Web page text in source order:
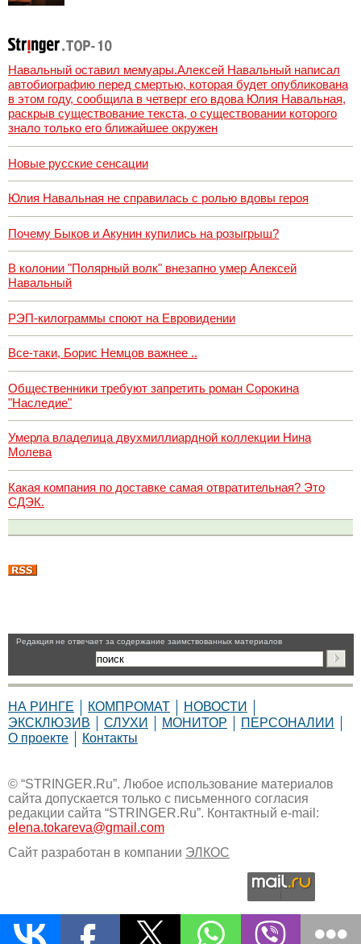
Навальный оставил мемуары.Алексей Навальный написал
автобиографию перед смертью, которая будет опубликована
в этом году, сообщила в четверг его вдова Юлия Навальная,
раскрыв существование текста, о существовании которого
знало только его ближайшее окружен
Новые русские сенсации
Юлия Навальная не справилась с ролью вдовы героя
Почему Быков и Акунин купились на розыгрыш?
В колонии "Полярный волк" внезапно умер Алексей
Навальный
РЭП-килограммы споют на Евровидении
Все-таки, Борис Немцов важнее ..
Общественники требуют запретить роман Сорокина
"Наследие"
Умерла владелица двухмиллиардной коллекции Нина
Молева
Какая компания по доставке самая отвратительная? Это
СДЭК.
Pедакция не отвечает за содержание заимствованных материалов
НА РИНГЕ КОМПРОМАТ
НОВОСТИ
ЭКСКЛЮЗИВ
СЛУХИ МОНИТОР
ПЕРСОНАЛИИ
О проекте
Контакты
© “STRINGER.Ru”. Любое использование материалов
сайта допускается только с письменного согласия
редакции сайта “STRINGER.Ru”. Контактный e-mail:
elena.tokareva@gmail.com
Сайт разработан в компании ЭЛКОС